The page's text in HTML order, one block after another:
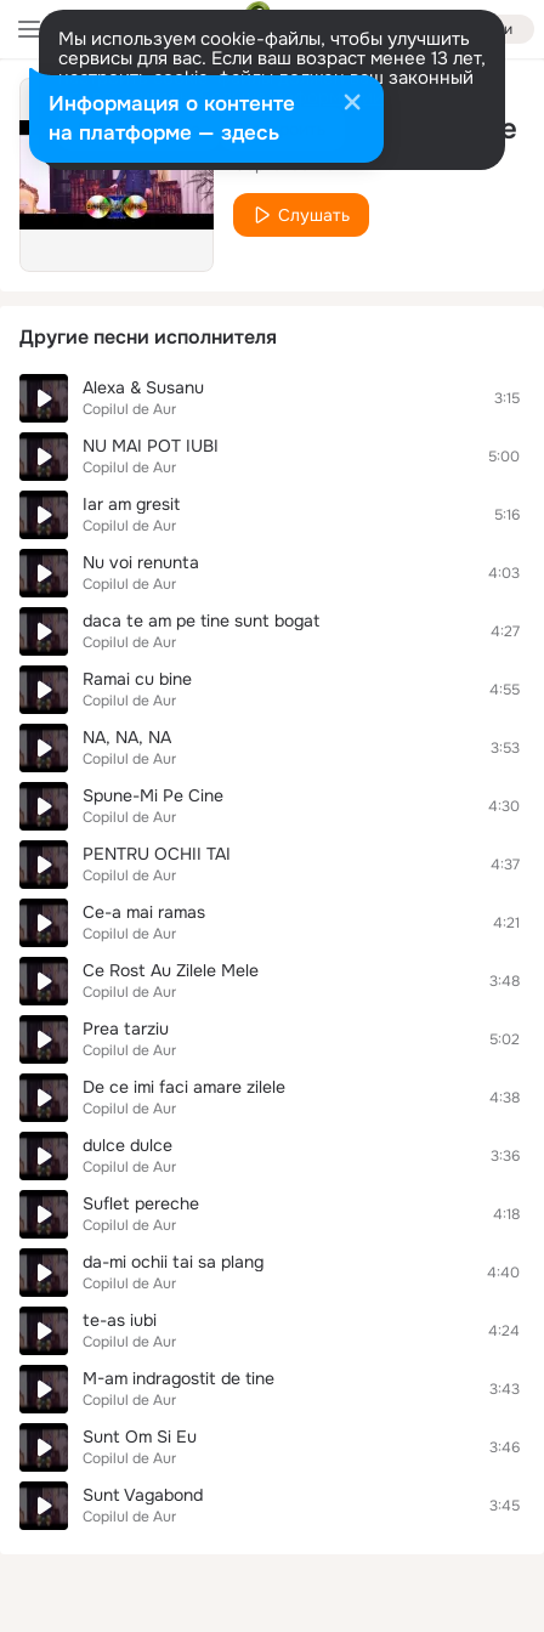
Войти
Мы используем cookie-файлы, чтобы улучшить
сервисы для вас. Если ваш возраст менее 13 лет,
настроить cookie-файлы должен ваш законный
представитель. Больше информации
Разрешить все Настроить
Fie Rau Sau Fie Bine
Copilul de Aur
Слушать
Другие песни исполнителя
Alexa & Susanu
Copilul de Aur
3:15
NU MAI POT IUBI
Copilul de Aur
5:00
Iar am gresit
Copilul de Aur
5:16
Nu voi renunta
Copilul de Aur
4:03
daca te am pe tine sunt bogat
Copilul de Aur
4:27
Ramai cu bine
Copilul de Aur
4:55
NA, NA, NA
Copilul de Aur
3:53
Spune-Mi Pe Cine
Copilul de Aur
4:30
PENTRU OCHII TAI
Copilul de Aur
4:37
Ce-a mai ramas
Copilul de Aur
4:21
Ce Rost Au Zilele Mele
Copilul de Aur
3:48
Prea tarziu
Copilul de Aur
5:02
De ce imi faci amare zilele
Copilul de Aur
4:38
dulce dulce
Copilul de Aur
3:36
Suflet pereche
Copilul de Aur
4:18
da-mi ochii tai sa plang
Copilul de Aur
4:40
te-as iubi
Copilul de Aur
4:24
M-am indragostit de tine
Copilul de Aur
3:43
Sunt Om Si Eu
Copilul de Aur
3:46
Sunt Vagabond
Copilul de Aur
3:45
Информация о контенте
на платформе — здесь